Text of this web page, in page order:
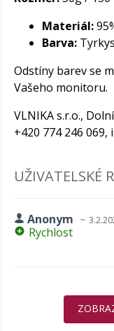
Materiál:
Barva:
Odstíny barev se
Vašeho monitoru.
VLNIKA s.r.o.,
+420 774 246 069,
UŽIVATELSKÉ
Anonym
Rychlost